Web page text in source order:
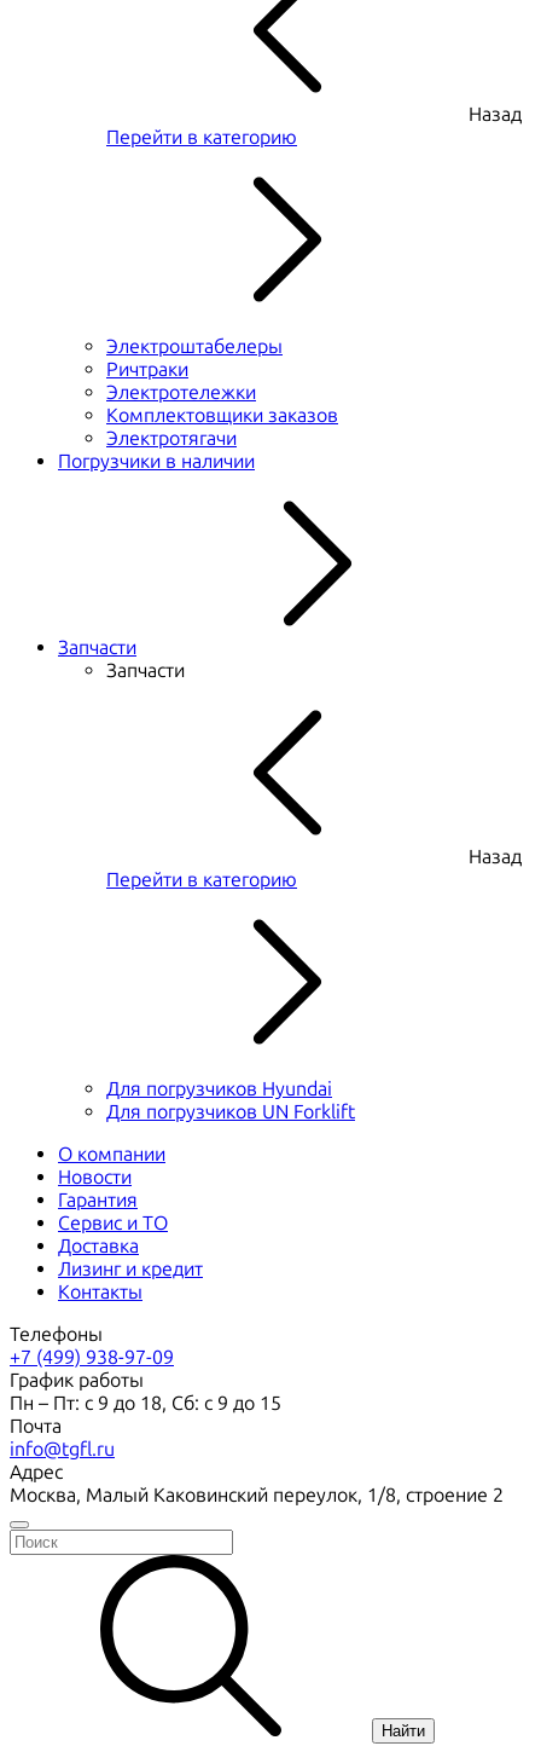
Назад
Перейти в категорию
Электроштабелеры
Ричтраки
Электротележки
Комплектовщики заказов
Электротягачи
Погрузчики в наличии
Запчасти
Запчасти
Назад
Перейти в категорию
Для погрузчиков Hyundai
Для погрузчиков UN Forklift
О компании
Новости
Гарантия
Сервис и ТО
Доставка
Лизинг и кредит
Контакты
Телефоны
+7 (499) 938-97-09
График работы
Пн – Пт: с 9 до 18, Сб: с 9 до 15
Почта
info@tgfl.ru
Адрес
Москва, Малый Каковинский переулок, 1/8, строение 2
Найти